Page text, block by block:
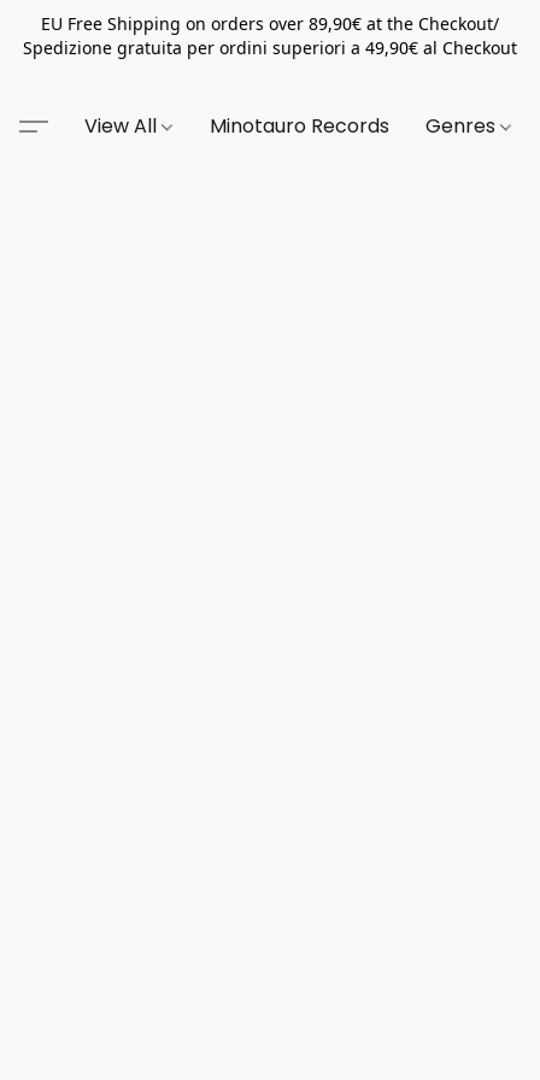
EU Free Shipping on orders over 89,90€ at the Checkout/
Spedizione gratuita per ordini superiori a 49,90€ al Checkout
View All Minotauro Records Genres